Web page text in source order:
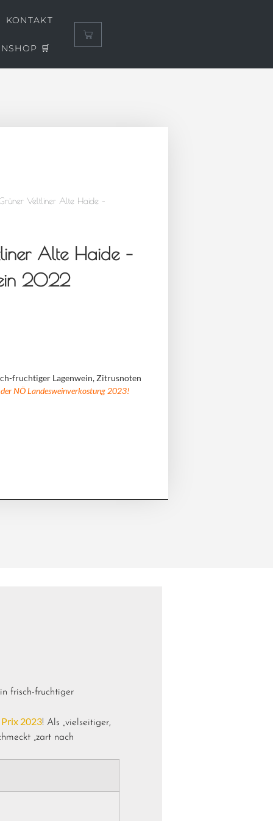
KONTAKT
🛒
Veltliner Alte Haide –
Alte Haide –
2022
fruchtiger Lagenwein, Zitrusnoten
NÖ Landesweinverkostung 2023!
frisch-fruchtiger
2023! Als „vielseitiger,
„zart nach